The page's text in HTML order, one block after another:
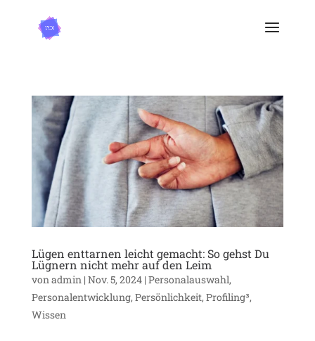
Lügen enttarnen leicht gemacht: So gehst Du
Lügnern nicht mehr auf den Leim
von admin | Nov. 5, 2024| Personalauswahl,
Personalentwicklung, Persönlichkeit, Profiling³,
Wissen